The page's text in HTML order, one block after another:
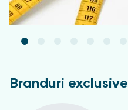
Branduri exclusive